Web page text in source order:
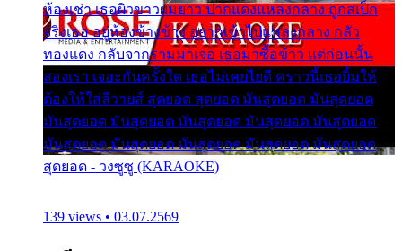
ห้องเช่า เธอผิวขาวผมยาว ปากแดงแหลงกลาง ถูกสเป็ก
จริงเธอ อยู่ห้องข้างข้าง อยากเข้าไปแหลงกลาง กลัว
ทองแดง กลับจากรามมาเจอ เธอมาซื้อข้าว แต่ก่อนนั้น
สองเรา เจอะกันครั้งใด เธอไม่เคยไยดี คราวนี้เธอยิ้มให้
ต้องให้ใส่ลีวายส์ สุดยอด สุดยอด มันสุดยอด มันสุดยอด
มันสุดยอด มันสุดยอด มันสุดยอด มันสุดยอด มันสุดยอด
มันสุดยอด มันสุดยอด มันสุดยอด มันสุดยอด มันสุดยอด
สุดยอด - วงซูซู (KARAOKE)
139 views • 03.07.2569